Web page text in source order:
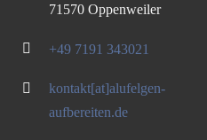
71570 Oppenweiler
+49 7191 343021
kontakt[at]alufelgen-
aufbereiten.de